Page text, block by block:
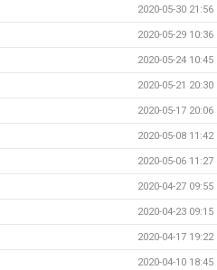
2020-05-30 21:56
2020-05-29 10:36
2020-05-24 10:45
2020-05-21 20:30
2020-05-17 20:06
2020-05-08 11:42
2020-05-06 11:27
2020-04-27 09:55
2020-04-23 09:15
2020-04-17 19:22
2020-04-10 18:45